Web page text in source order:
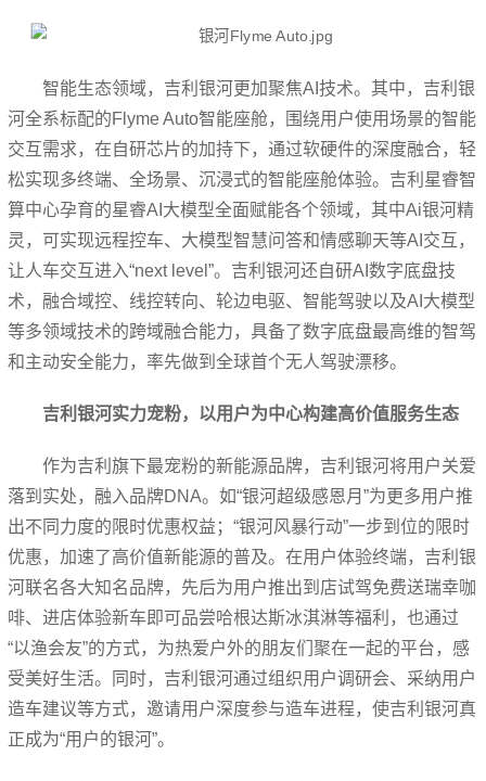
智能生态领域，吉利银河更加聚焦AI技术。其中，吉利银
河全系标配的Flyme Auto智能座舱，围绕用户使用场景的智能
交互需求，在自研芯片的加持下，通过软硬件的深度融合，轻
松实现多终端、全场景、沉浸式的智能座舱体验。吉利星睿智
算中心孕育的星睿AI大模型全面赋能各个领域，其中Ai银河精
灵，可实现远程控车、大模型智慧问答和情感聊天等AI交互，
让人车交互进入“next level”。吉利银河还自研AI数字底盘技
术，融合域控、线控转向、轮边电驱、智能驾驶以及AI大模型
等多领域技术的跨域融合能力，具备了数字底盘最高维的智驾
和主动安全能力，率先做到全球首个无人驾驶漂移。
吉利银河实力宠粉，以用户为中心构建高价值服务生态
作为吉利旗下最宠粉的新能源品牌，吉利银河将用户关爱
落到实处，融入品牌DNA。如“银河超级感恩月”为更多用户推
出不同力度的限时优惠权益；“银河风暴行动”一步到位的限时
优惠，加速了高价值新能源的普及。在用户体验终端，吉利银
河联名各大知名品牌，先后为用户推出到店试驾免费送瑞幸咖
啡、进店体验新车即可品尝哈根达斯冰淇淋等福利，也通过
“以渔会友”的方式，为热爱户外的朋友们聚在一起的平台，感
受美好生活。同时，吉利银河通过组织用户调研会、采纳用户
造车建议等方式，邀请用户深度参与造车进程，使吉利银河真
正成为“用户的银河”。